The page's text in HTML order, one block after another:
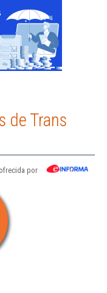
de Trans
por